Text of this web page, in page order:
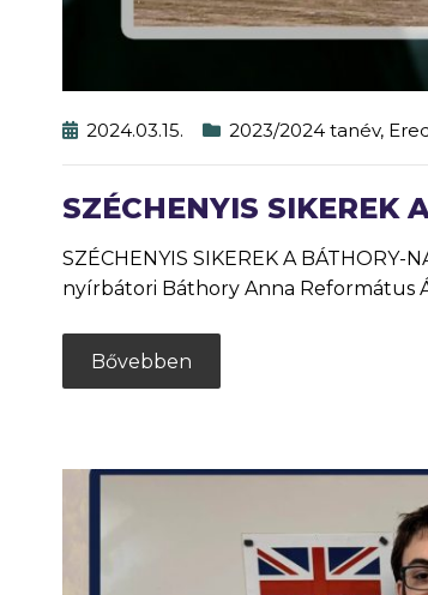
2024.03.15. 2023/2024 tanév,
SZÉCHENYIS SIKEREK
SZÉCHENYIS SIKEREK A
nyírbátori Báthory Anna Református
Bővebben